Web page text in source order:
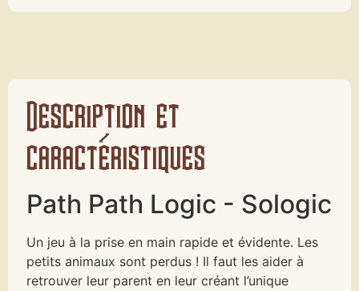
Description et
caractéristiques
Path Path Logic - Sologic
Un jeu à la prise en main rapide et évidente. Les
petits animaux sont perdus ! Il faut les aider à
retrouver leur parent en leur créant l’unique